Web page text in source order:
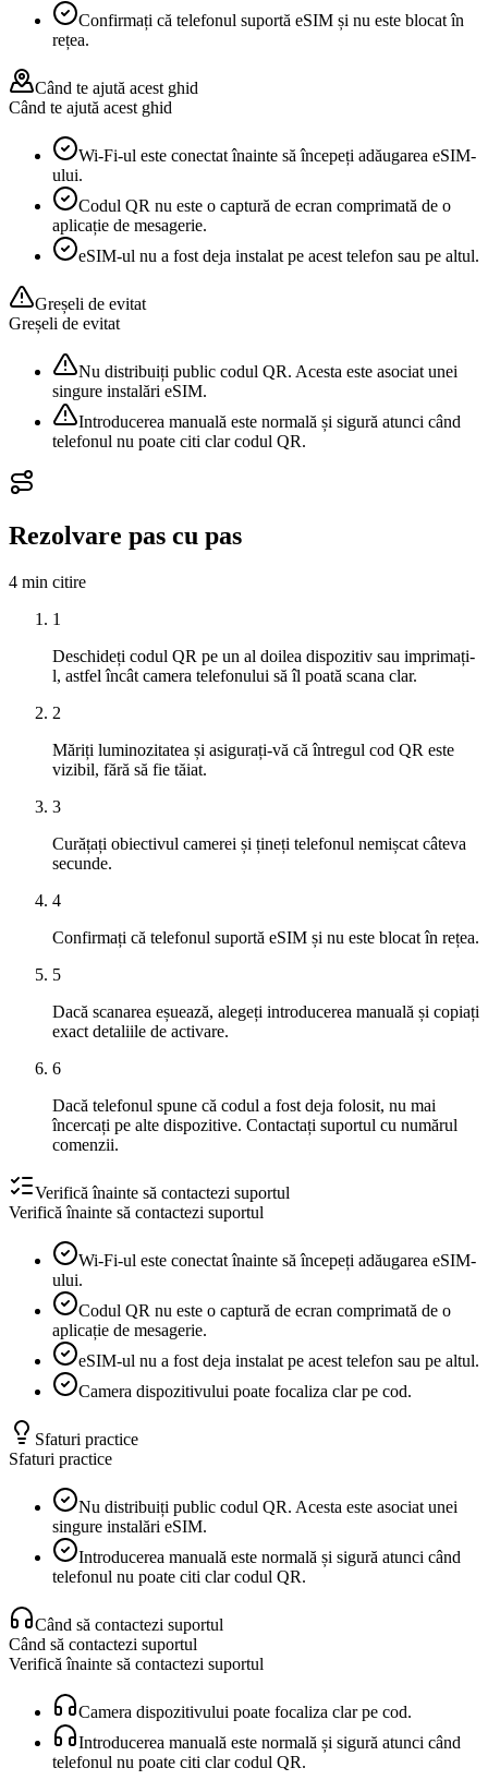
Confirmați că telefonul suportă eSIM și nu este blocat în
rețea.
Când te ajută acest ghid
Când te ajută acest ghid
Wi-Fi-ul este conectat înainte să începeți adăugarea eSIM-
ului.
Codul QR nu este o captură de ecran comprimată de o
aplicație de mesagerie.
eSIM-ul nu a fost deja instalat pe acest telefon sau pe altul.
Greșeli de evitat
Greșeli de evitat
Nu distribuiți public codul QR. Acesta este asociat unei
singure instalări eSIM.
Introducerea manuală este normală și sigură atunci când
telefonul nu poate citi clar codul QR.
Rezolvare pas cu pas
4 min citire
1
Deschideți codul QR pe un al doilea dispozitiv sau imprimați-
l, astfel încât camera telefonului să îl poată scana clar.
2
Măriți luminozitatea și asigurați-vă că întregul cod QR este
vizibil, fără să fie tăiat.
3
Curățați obiectivul camerei și țineți telefonul nemișcat câteva
secunde.
4
Confirmați că telefonul suportă eSIM și nu este blocat în rețea.
5
Dacă scanarea eșuează, alegeți introducerea manuală și copiați
exact detaliile de activare.
6
Dacă telefonul spune că codul a fost deja folosit, nu mai
încercați pe alte dispozitive. Contactați suportul cu numărul
comenzii.
Verifică înainte să contactezi suportul
Verifică înainte să contactezi suportul
Wi-Fi-ul este conectat înainte să începeți adăugarea eSIM-
ului.
Codul QR nu este o captură de ecran comprimată de o
aplicație de mesagerie.
eSIM-ul nu a fost deja instalat pe acest telefon sau pe altul.
Camera dispozitivului poate focaliza clar pe cod.
Sfaturi practice
Sfaturi practice
Nu distribuiți public codul QR. Acesta este asociat unei
singure instalări eSIM.
Introducerea manuală este normală și sigură atunci când
telefonul nu poate citi clar codul QR.
Când să contactezi suportul
Când să contactezi suportul
Verifică înainte să contactezi suportul
Camera dispozitivului poate focaliza clar pe cod.
Introducerea manuală este normală și sigură atunci când
telefonul nu poate citi clar codul QR.